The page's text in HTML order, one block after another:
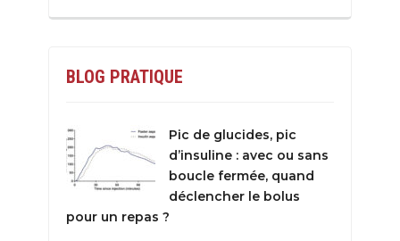
BLOG PRATIQUE
Pic de glucides, pic
d’insuline : avec ou sans
boucle fermée, quand
déclencher le bolus
pour un repas ?